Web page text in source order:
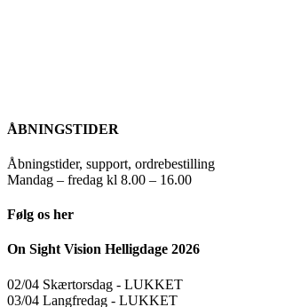
ÅBNINGSTIDER
Åbningstider, support, ordrebestilling
Mandag – fredag kl 8.00 – 16.00
Følg os her
On Sight Vision Helligdage 2026
02/04 Skærtorsdag ​​- LUKKET
03/04 Langfredag ​​- LUKKET